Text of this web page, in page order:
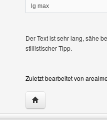
lg max
Der Text ist sehr lang, sähe
stillistischer Tipp.
Zuletzt bearbeitet von
Website dieses